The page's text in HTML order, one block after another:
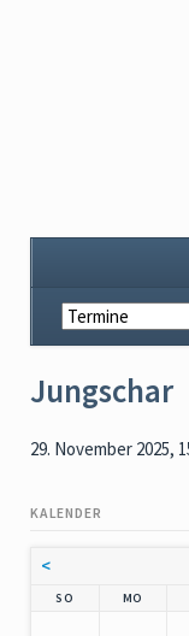
Navigation
überspringen
Jungschar
29. November 2025,
KALENDER
<
SO MO